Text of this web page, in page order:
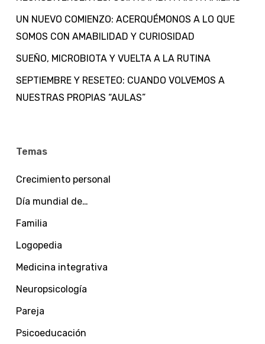
UN NUEVO COMIENZO: ACERQUÉMONOS A LO QUE
SOMOS CON AMABILIDAD Y CURIOSIDAD
SUEÑO, MICROBIOTA Y VUELTA A LA RUTINA
SEPTIEMBRE Y RESETEO: CUANDO VOLVEMOS A
NUESTRAS PROPIAS “AULAS”
Temas
Crecimiento personal
Día mundial de…
Familia
Logopedia
Medicina integrativa
Neuropsicología
Pareja
Psicoeducación